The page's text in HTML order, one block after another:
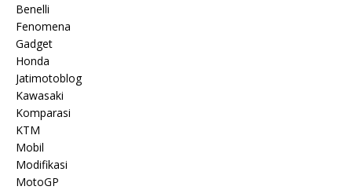
Benelli
Fenomena
Gadget
Honda
Jatimotoblog
Kawasaki
Komparasi
KTM
Mobil
Modifikasi
MotoGP